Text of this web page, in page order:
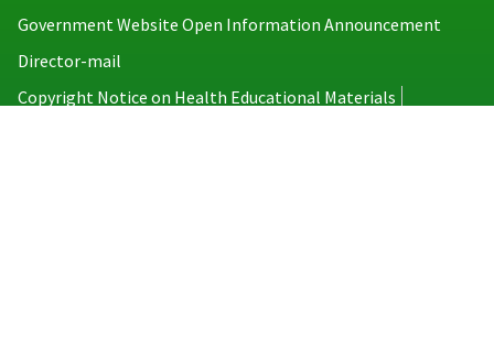
Government Website Open Information Announcement
Director-mail
Copyright Notice on Health Educational Materials